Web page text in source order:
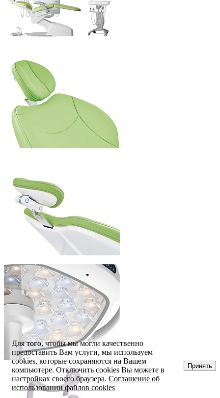
Для того, чтобы мы могли качественно
предоставить Вам услуги, мы используем
cookies, которые сохраняются на Вашем
компьютере. Отключить cookies Вы можете в
настройках своего браузера.Соглашение об
использовании файлов cookies
Принять